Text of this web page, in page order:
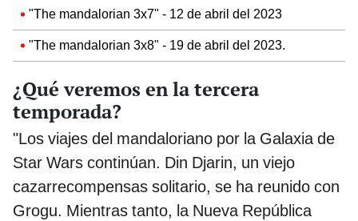
"The mandalorian 3x7" - 12 de abril del 2023
"The mandalorian 3x8" - 19 de abril del 2023.
¿Qué veremos en la tercera
temporada?
"Los viajes del mandaloriano por la Galaxia de
Star Wars continúan. Din Djarin, un viejo
cazarrecompensas solitario, se ha reunido con
Grogu. Mientras tanto, la Nueva República